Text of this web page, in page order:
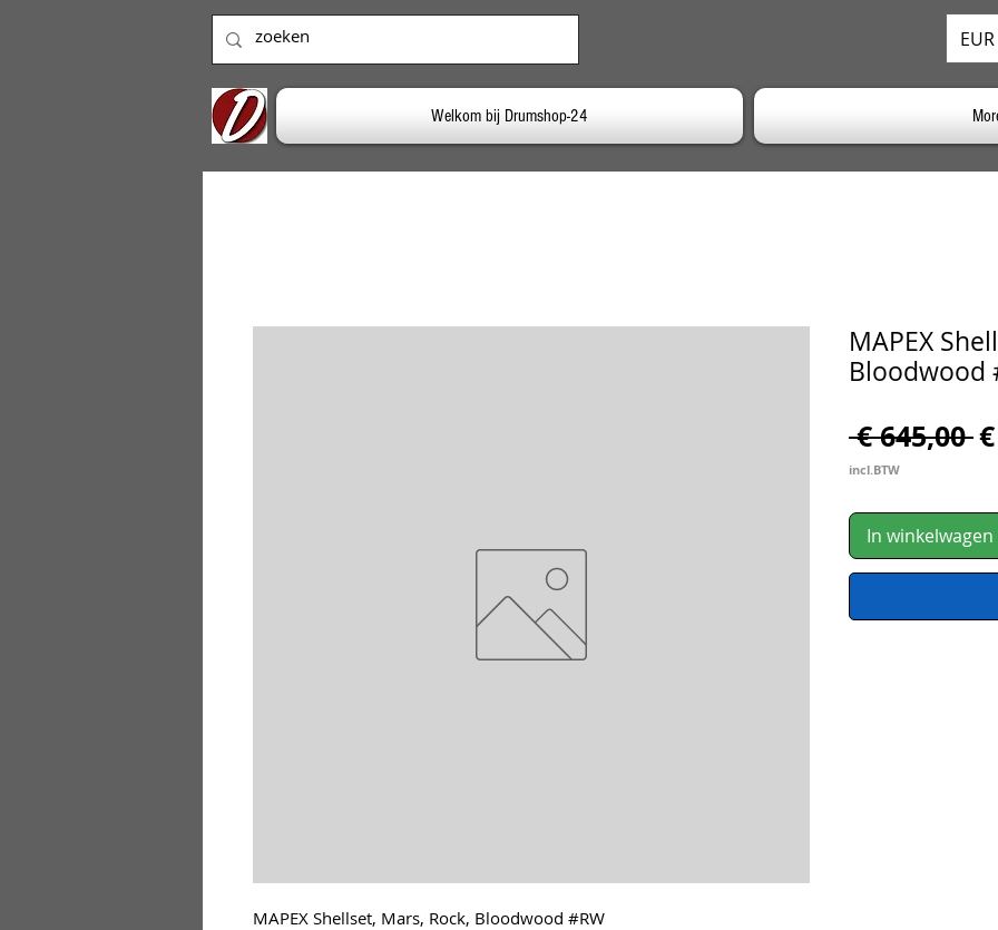
Welkom bij Drumshop-24
MAPEX Shellset, Mars, Rock, Bloodwood #RW
MAPEX
Bloodwood
€ 645,00
incl.BTW
In winkelwagen